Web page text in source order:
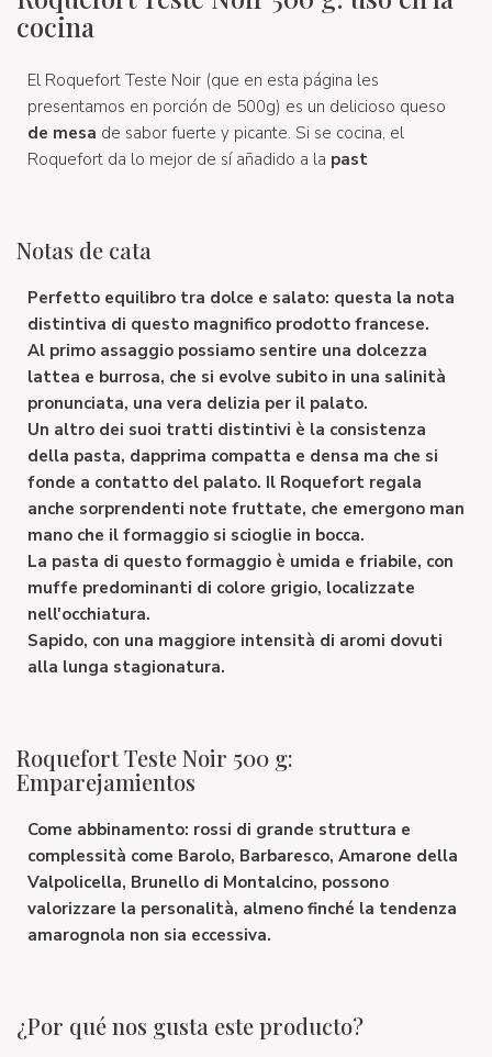
cocina
El Roquefort Teste Noir (que en esta página les
presentamos en porción de 500g) es un delicioso queso
de mesa de sabor fuerte y picante. Si se cocina, el
Roquefort da lo mejor de sí añadido a la past
Notas de cata
Perfetto equilibro tra dolce e salato: questa la nota
distintiva di questo magnifico prodotto francese.
Al primo assaggio possiamo sentire una dolcezza
lattea e burrosa, che si evolve subito in una salinità
pronunciata, una vera delizia per il palato.
Un altro dei suoi tratti distintivi è la consistenza
della pasta, dapprima compatta e densa ma che si
fonde a contatto del palato. Il Roquefort regala
anche sorprendenti note fruttate, che emergono man
mano che il formaggio si scioglie in bocca.
La pasta di questo formaggio è umida e friabile, con
muffe predominanti di colore grigio, localizzate
nell'occhiatura.
Sapido, con una maggiore intensità di aromi dovuti
alla lunga stagionatura.
Roquefort Teste Noir 500 g:
Emparejamientos
Come abbinamento: rossi di grande struttura e
complessità come Barolo, Barbaresco, Amarone della
Valpolicella, Brunello di Montalcino, possono
valorizzare la personalità, almeno finché la tendenza
amarognola non sia eccessiva.
¿Por qué nos gusta este producto?